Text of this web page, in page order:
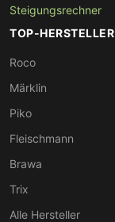
Steigungsrechner
TOP-HERSTELLER
Roco
Märklin
Piko
Fleischmann
Brawa
Trix
Alle Hersteller